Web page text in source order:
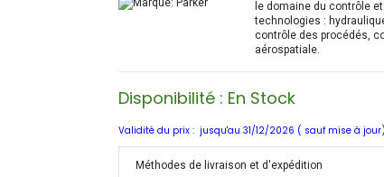
le domaine du contrôle
technologies :
contrôle des procédés,
aérospatiale.
Disponibilité : En Stock
Validité du prix : jusqu'au 31/12/2026 ( sauf mise à jour)
Méthodes de livraison et d'expédition